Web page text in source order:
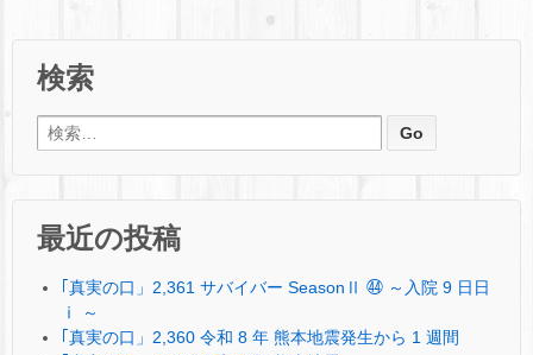
検索
検索:
最近の投稿
｢真実の口」2,361 サバイバー SeasonⅡ ㊹ ～入院 9 日日
ⅰ ～
｢真実の口」2,360 令和 8 年 熊本地震発生から 1 週間